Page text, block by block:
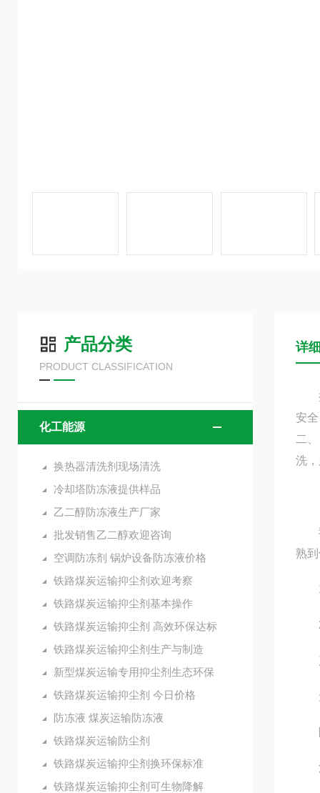
产品分类
PRODUCT CLASSIFICATION
化工能源
换热器清洗剂现场清洗
冷却塔防冻液提供样品
乙二醇防冻液生产厂家
批发销售乙二醇欢迎咨询
空调防冻剂 锅炉设备防冻液价格
铁路煤炭运输抑尘剂欢迎考察
铁路煤炭运输抑尘剂基本操作
铁路煤炭运输抑尘剂 高效环保达标
铁路煤炭运输抑尘剂生产与制造
新型煤炭运输专用抑尘剂生态环保
铁路煤炭运输抑尘剂 今日价格
防冻液 煤炭运输防冻液
铁路煤炭运输防尘剂
铁路煤炭运输抑尘剂换环保标准
铁路煤炭运输抑尘剂可生物降解
详
换
安
二
洗
我
熟
1
2
产
无
清